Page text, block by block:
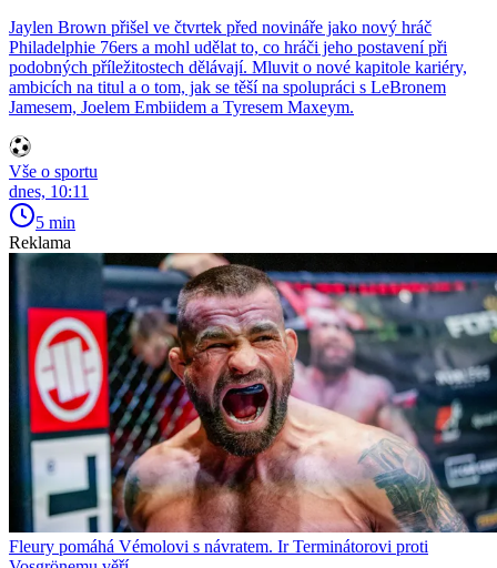
Jaylen Brown přišel ve čtvrtek před novináře jako nový hráč
Philadelphie 76ers a mohl udělat to, co hráči jeho postavení při
podobných příležitostech dělávají. Mluvit o nové kapitole kariéry,
ambicích na titul a o tom, jak se těší na spolupráci s LeBronem
Jamesem, Joelem Embiidem a Tyresem Maxeym.
Vše o sportu
dnes, 10:11
5 min
Reklama
Fleury pomáhá Vémolovi s návratem. Ir Terminátorovi proti